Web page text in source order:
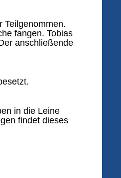
Teilgenommen.
fangen. Tobias
anschließende
in die Leine
findet dieses